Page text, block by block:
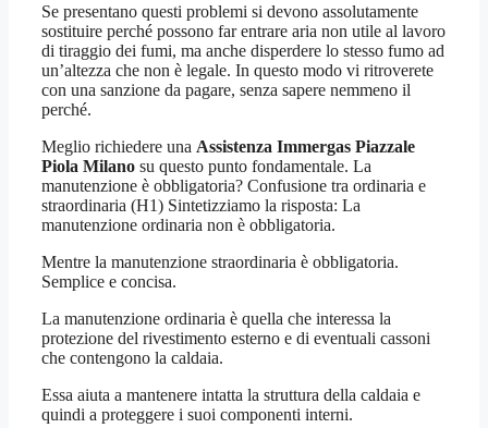
Se presentano questi problemi si devono assolutamente
sostituire perché possono far entrare aria non utile al lavoro
di tiraggio dei fumi, ma anche disperdere lo stesso fumo ad
un’altezza che non è legale. In questo modo vi ritroverete
con una sanzione da pagare, senza sapere nemmeno il
perché.
Meglio richiedere una Assistenza Immergas Piazzale
Piola Milano su questo punto fondamentale. La
manutenzione è obbligatoria? Confusione tra ordinaria e
straordinaria (H1) Sintetizziamo la risposta: La
manutenzione ordinaria non è obbligatoria.
Mentre la manutenzione straordinaria è obbligatoria.
Semplice e concisa.
La manutenzione ordinaria è quella che interessa la
protezione del rivestimento esterno e di eventuali cassoni
che contengono la caldaia.
Essa aiuta a mantenere intatta la struttura della caldaia e
quindi a proteggere i suoi componenti interni.